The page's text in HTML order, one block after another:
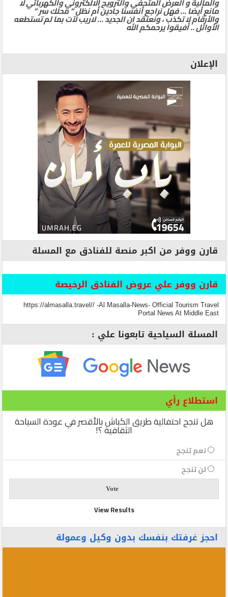
مانع أيضا … فهل نراجع أنفسنا جادين أم نظل ” محلك سر ”
والأرقام لا تكذب ، ونعتقد ان الجديد … لاريب لآت بما لم تستطعه
الأوائل .. أفيقوا يرحمكم الله
الإعلان
قارن ووفر من اكبر منصة للفنادق مع المسلة
قارن ووفر علي عروض الفنادق الرخيصة
https://almasalla.travel// -Al Masalla-News- Official Tourism Travel
Portal News At Middle East
المسلة السياحية تابعونا علي :
استطلاع رأي
هل تنجح احتفالية طريق الكباش بالأقصر في عودة السياحة
الثقافية ؟!
نعم تنجح
لن تنجح
View Results
احجز غرفتك بنفسك بدون وكيل وعمولة